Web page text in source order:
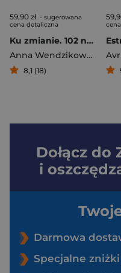
59,90 zł - sugerowana
cena detaliczna
Ku zmianie. 102 nawyki świadomego życia
Anna Wendzikowska
8,1 (18)
Dołącz do
i
Darmowa
Specjalne